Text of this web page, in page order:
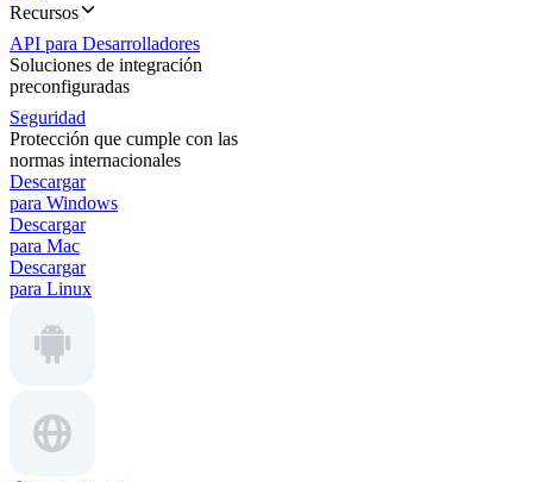
Recursos
API para Desarrolladores
Soluciones de integración
preconfiguradas
Seguridad
Protección que cumple con las
normas internacionales
Descargar
para Windows
Descargar
para Mac
Descargar
para Linux